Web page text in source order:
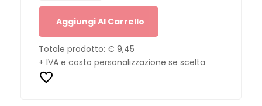
Aggiungi Al Carrello
Totale prodotto: € 9,45
+ IVA e costo personalizzazione se scelta